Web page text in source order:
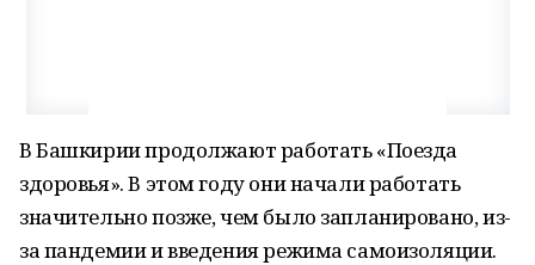
В Башкирии продолжают работать «Поезда
здоровья». В этом году они начали работать
значительно позже, чем было запланировано, из-
за пандемии и введения режима самоизоляции.